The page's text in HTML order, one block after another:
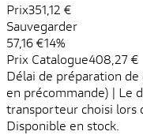
Prix351,12 €
Sauvegarder
57,16 €14%
Prix ​​Catalogue408,27 €
Délai de préparation
en précommande) | Le
transporteur choisi lors
Disponible en stock.